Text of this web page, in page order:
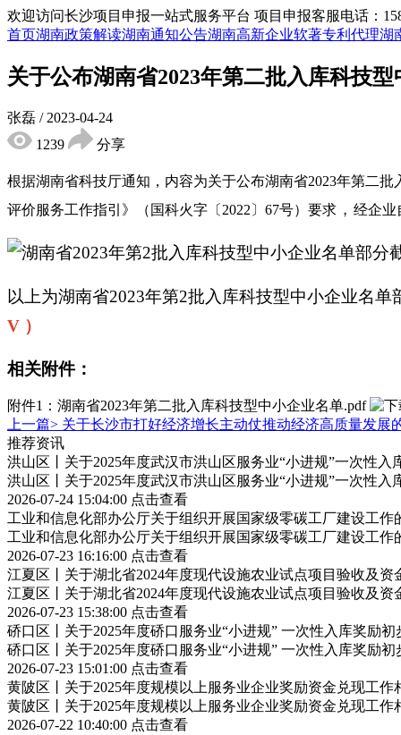
欢迎访问长沙项目申报一站式服务平台 项目申报客服电话：
首页湖南政策解读湖南通知公告湖南高新企业软著专利代理湖
关于公布湖南省2023年第二批入库科技
张磊 / 2023-04-24
1239
分享
根据湖南省科技厅通知，内容为关于公布湖南省2023年第二
评价服务工作指引》（国科火字〔2022〕67号）要求 ， 经企业
以上为湖南省2023年第2批入库科技型中小企业名
V ）
相关附件：
附件1：湖南省2023年第二批入库科技型中小企业名单.pdf
上一篇> 关于长沙市打好经济增长主动仗推动经济高质量发展
推荐资讯
洪山区丨关于2025年度武汉市洪山区服务业“小进规”一次性
洪山区丨关于2025年度武汉市洪山区服务业“小进规”一次性
2026-07-24 15:04:00 点击查看
工业和信息化部办公厅关于组织开展国家级零碳工厂建设工作
工业和信息化部办公厅关于组织开展国家级零碳工厂建设工作
2026-07-23 16:16:00 点击查看
江夏区丨关于湖北省2024年度现代设施农业试点项目验收及资
江夏区丨关于湖北省2024年度现代设施农业试点项目验收及资
2026-07-23 15:38:00 点击查看
硚口区丨关于2025年度硚口服务业“小进规” 一次性入库奖励
硚口区丨关于2025年度硚口服务业“小进规” 一次性入库奖励
2026-07-23 15:01:00 点击查看
黄陂区丨关于2025年度规模以上服务业企业奖励资金兑现工作
黄陂区丨关于2025年度规模以上服务业企业奖励资金兑现工作
2026-07-22 10:40:00 点击查看